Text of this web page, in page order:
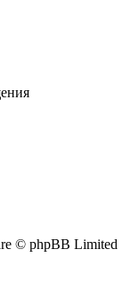
© phpBB Limited